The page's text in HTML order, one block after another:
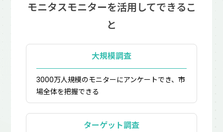
モニタスモニターを活用してできるこ
と
大規模調査
3000万人規模のモニターにアンケートでき、市
場全体を把握できる
ターゲット調査